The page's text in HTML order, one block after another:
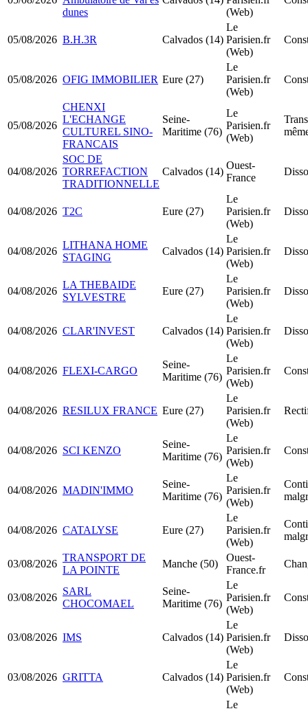
dunes
(Web)
05/08/2026 B.H.3R Calvados (14)
Le
Parisien.fr
(Web)
05/08/2026 OFIG IMMOBILIER Eure (27)
Le
Parisien.fr
(Web)
05/08/2026
CHENXI
L'ECHANGE
CULTUREL SINO-
FRANCAIS
Seine-
Maritime (76)
Le
Parisien.fr
(Web)
04/08/2026
SOC DE
TORREFACTION
TRADITIONNELLE
Calvados (14)
Ouest-
France
04/08/2026 T2C Eure (27)
Le
Parisien.fr
(Web)
04/08/2026
LITHANA HOME
STAGING
Calvados (14)
Le
Parisien.fr
(Web)
04/08/2026
LA THEBAIDE
SYLVESTRE
Eure (27)
Le
Parisien.fr
(Web)
04/08/2026 CLAR'INVEST Calvados (14)
Le
Parisien.fr
(Web)
04/08/2026 FLEXI-CARGO
Seine-
Maritime (76)
Le
Parisien.fr
(Web)
04/08/2026 RESILUX FRANCE Eure (27)
Le
Parisien.fr
(Web)
04/08/2026 SCI KENZO
Seine-
Maritime (76)
Le
Parisien.fr
(Web)
04/08/2026 MADIN'IMMO
Seine-
Maritime (76)
Le
Parisien.fr
(Web)
04/08/2026 CATALYSE Eure (27)
Le
Parisien.fr
(Web)
03/08/2026
TRANSPORT DE
LA POINTE
Manche (50)
Ouest-
France.fr
03/08/2026
SARL
CHOCOMAEL
Seine-
Maritime (76)
Le
Parisien.fr
(Web)
03/08/2026 IMS Calvados (14)
Le
Parisien.fr
(Web)
03/08/2026 GRITTA Calvados (14)
Le
Parisien.fr
(Web)
Le